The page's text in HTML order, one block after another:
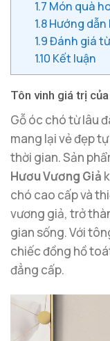
1.7 Món quà
1.8Hướng dẫn
1.9Đánh giá
1.10 Kết luận
Tôn vinh giá trị
Gỗ óc chó từ lâu
mang lại vẻ đẹp
thời gian. Sản
Hươu Vương Giả
chó cao cấp và
vương giả, trở
gian sống. Với
chiếc đồng hồ
đẳng cấp.